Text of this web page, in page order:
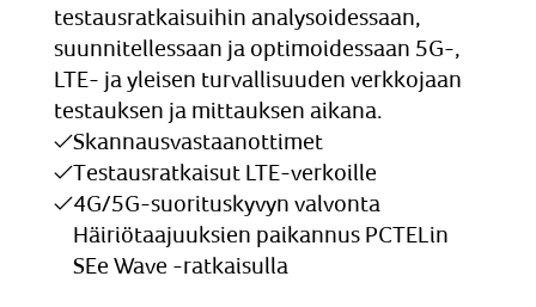
testausratkaisuihin analysoidessaan,
suunnitellessaan ja optimoidessaan 5G-,
LTE- ja yleisen turvallisuuden verkkojaan
testauksen ja mittauksen aikana.
Skannausvastaanottimet
Testausratkaisut LTE-verkoille
4G/5G-suorituskyvyn valvonta
Häiriötaajuuksien paikannus PCTELin
SEe Wave -ratkaisulla